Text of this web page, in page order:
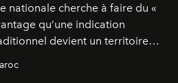
nationale cherche à faire du «
qu’une indication
devient un territoire
usages pour l’inscrire dans